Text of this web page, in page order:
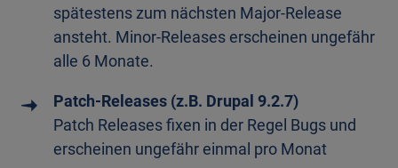
spätestens zum nächsten Major-Release
ansteht. Minor-Releases erscheinen ungefähr
alle 6 Monate.
Patch-Releases (z.B. Drupal 9.2.7)
Patch Releases fixen in der Regel Bugs und
erscheinen ungefähr einmal pro Monat